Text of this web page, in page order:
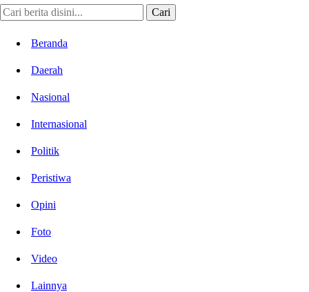
Cari
Beranda
Daerah
Nasional
Internasional
Politik
Peristiwa
Opini
Foto
Video
Lainnya